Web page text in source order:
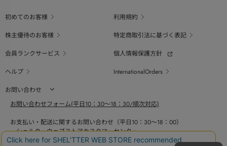
初めてのお客様
利用規約
株主優待のお客様
特定商取引法に基づく表記
会員ランクサービス
個人情報保護方針
ヘルプ
InternationalOrders
お問い合わせ
お問い合わせフォーム(平日10：30～18：30/順次対応)
お支払い・配送に関するお問い合わせ（平日10：30～18：00）
シェルターウェブストアカスタマーセンター
0800-123-6820